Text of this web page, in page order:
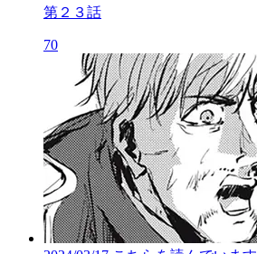
第２３話
70